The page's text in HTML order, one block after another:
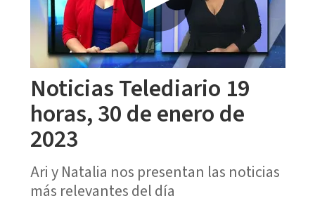
Noticias Telediario 19
horas, 30 de enero de
2023
Ari y Natalia nos presentan las noticias
más relevantes del día